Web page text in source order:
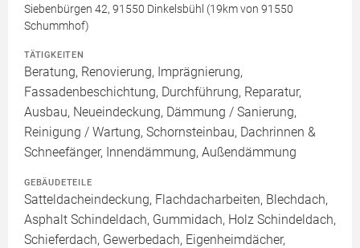
Siebenbürgen 42, 91550 Dinkelsbühl (19km von 91550
Schummhof)
TÄTIGKEITEN
Beratung, Renovierung, Imprägnierung,
Fassadenbeschichtung, Durchführung, Reparatur,
Ausbau, Neueindeckung, Dämmung / Sanierung,
Reinigung / Wartung, Schornsteinbau, Dachrinnen &
Schneefänger, Innendämmung, Außendämmung
GEBÄUDETEILE
Satteldacheindeckung, Flachdacharbeiten, Blechdach,
Asphalt Schindeldach, Gummidach, Holz Schindeldach,
Schieferdach, Gewerbedach, Eigenheimdächer,